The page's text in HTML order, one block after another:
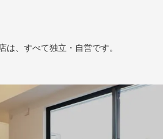
、すべて独立・自営です。